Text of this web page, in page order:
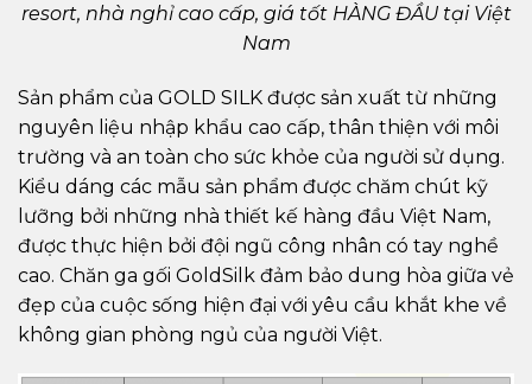
resort, nhà nghỉ cao cấp, giá tốt HÀNG ĐẦU tại Việt
Nam
Sản phẩm của GOLD SILK được sản xuất từ những
nguyên liệu nhập khẩu cao cấp, thân thiện với môi
trường và an toàn cho sức khỏe của người sử dụng.
Kiểu dáng các mẫu sản phẩm được chăm chút kỹ
lưỡng bởi những nhà thiết kế hàng đầu Việt Nam,
được thực hiện bởi đội ngũ công nhân có tay nghề
cao. Chăn ga gối GoldSilk đảm bảo dung hòa giữa vẻ
đẹp của cuộc sống hiện đại với yêu cầu khắt khe về
không gian phòng ngủ của người Việt.